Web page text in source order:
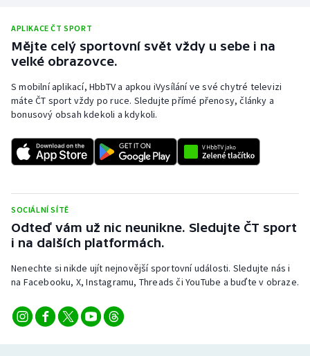
Ragby
Rychlobruslení
Rychlostní kanoistika
Short track
Stolní tenis
Triatlon
Veslování
Vodní slalom
Volejbal
APLIKACE ČT SPORT
Mějte celý sportovní svět vždy u sebe i na
velké obrazovce.
S mobilní aplikací, HbbTV a apkou iVysílání ve své chytré televizi
máte ČT sport vždy po ruce. Sledujte přímé přenosy, články a
bonusový obsah kdekoli a kdykoli.
SOCIÁLNÍ SÍTĚ
Odteď vám už nic neunikne. Sledujte ČT sport
i na dalších platformách.
Nenechte si nikde ujít nejnovější sportovní události. Sledujte nás i
na Facebooku, X, Instagramu, Threads či YouTube a buďte v obraze.